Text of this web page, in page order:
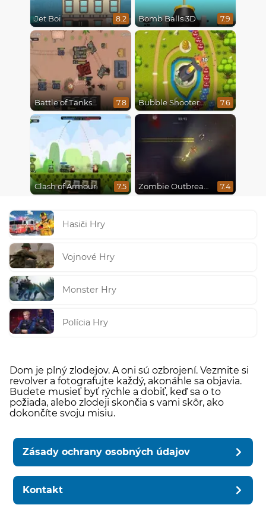
Jet Boi 8.2 Bomb Balls 3D 7.9
Battle of Tanks 7.8 Bubble Shooter Online 7.6
Clash of Armour 7.5 Zombie Outbreak Arena 7.4
Hasiči Hry
Vojnové Hry
Monster Hry
Polícia Hry
Dom je plný zlodejov. A oni sú ozbrojení. Vezmite si
revolver a fotografujte každý, akonáhle sa objavia.
Budete musieť byť rýchle a dobiť, keď sa o to
požiada, alebo zlodeji skončia s vami skôr, ako
dokončíte svoju misiu.
Zásady ochrany osobných údajov
Kontakt